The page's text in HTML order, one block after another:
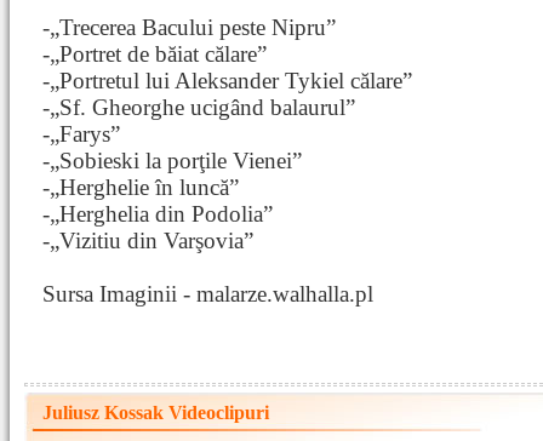
-„Trecerea Bacului peste Nipru”
-„Portret de băiat călare”
-„Portretul lui Aleksander Tykiel călare”
-„Sf. Gheorghe ucigând balaurul”
-„Farys”
-„Sobieski la porţile Vienei”
-„Herghelie în luncă”
-„Herghelia din Podolia”
-„Vizitiu din Varşovia”
Sursa Imaginii - malarze.walhalla.pl
Juliusz Kossak Videoclipuri